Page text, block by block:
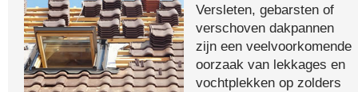
Versleten, gebarsten of
verschoven dakpannen
zijn een veelvoorkomende
oorzaak van lekkages en
vochtplekken op zolders